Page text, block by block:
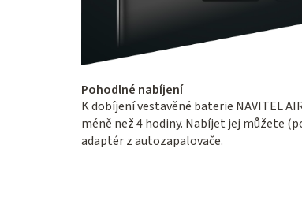
Pohodlné nabíjení
K dobíjení vestavěné baterie NAVITEL
méně než 4 hodiny. Nabíjet jej můžete
adaptér z autozapalovače.